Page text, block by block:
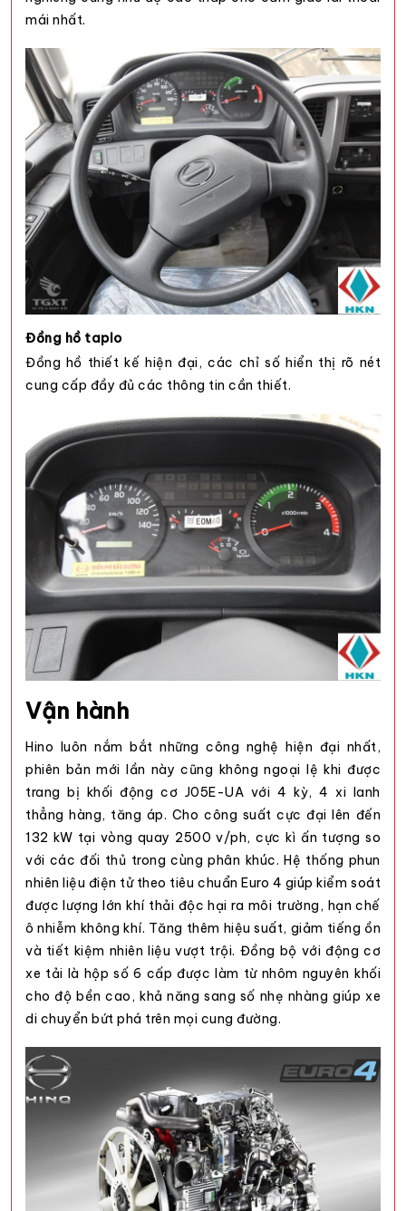
mái nhất.
Đồng hồ taplo
Đồng hồ thiết kế hiện đại, các chỉ số hiển thị rõ nét
cung cấp đầy đủ các thông tin cần thiết.
Vận hành
Hino luôn nắm bắt những công nghệ hiện đại nhất,
phiên bản mới lần này cũng không ngoại lệ khi được
trang bị khối động cơ J05E-UA với 4 kỳ, 4 xi lanh
thẳng hàng, tăng áp. Cho công suất cực đại lên đến
132 kW tại vòng quay 2500 v/ph, cực kì ấn tượng so
với các đối thủ trong cùng phân khúc. Hệ thống phun
nhiên liệu điện tử theo tiêu chuẩn Euro 4 giúp kiểm soát
được lượng lớn khí thải độc hại ra môi trường, hạn chế
ô nhiễm không khí. Tăng thêm hiệu suất, giảm tiếng ồn
và tiết kiệm nhiên liệu vượt trội. Đồng bộ với động cơ
xe tải là hộp số 6 cấp được làm từ nhôm nguyên khối
cho độ bền cao, khả năng sang số nhẹ nhàng giúp xe
di chuyển bứt phá trên mọi cung đường.